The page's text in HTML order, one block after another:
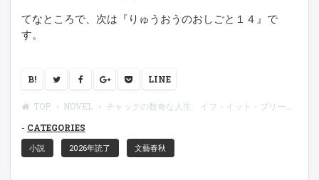
てなところで、次は『りゅうおうのおしごと１４』で
す。
B! LINE
TOP NOVEL
チャックの数奇な人生 イフ・イット・ブリーズ
CATEGORIES
小説 2026年読了 文藝春秋